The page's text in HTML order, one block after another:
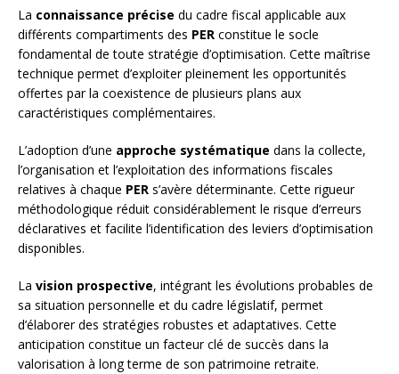
La connaissance précise du cadre fiscal applicable aux
différents compartiments des PER constitue le socle
fondamental de toute stratégie d’optimisation. Cette maîtrise
technique permet d’exploiter pleinement les opportunités
offertes par la coexistence de plusieurs plans aux
caractéristiques complémentaires.
L’adoption d’une approche systématique dans la collecte,
l’organisation et l’exploitation des informations fiscales
relatives à chaque PER s’avère déterminante. Cette rigueur
méthodologique réduit considérablement le risque d’erreurs
déclaratives et facilite l’identification des leviers d’optimisation
disponibles.
La vision prospective, intégrant les évolutions probables de
sa situation personnelle et du cadre législatif, permet
d’élaborer des stratégies robustes et adaptatives. Cette
anticipation constitue un facteur clé de succès dans la
valorisation à long terme de son patrimoine retraite.